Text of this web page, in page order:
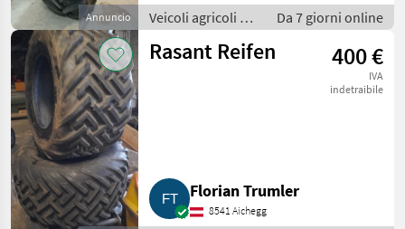
Annuncio
Veicoli agricoli a
motore / Carri a
motore
Da 7 giorni online
Rasant Reifen 400 €
IVA
indetraibile
Florian Trumler
8541 Aichegg